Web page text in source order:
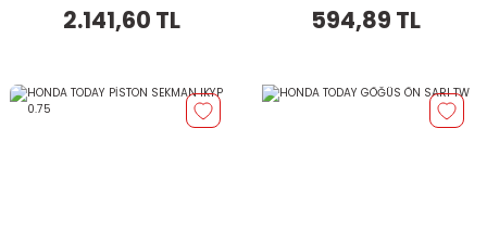
2.141,60 TL 594,89 TL